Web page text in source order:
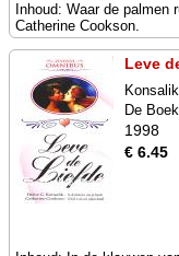
Inhoud: Waar de
Catherine Cookson.
Leve
De
1998
€ 6.45